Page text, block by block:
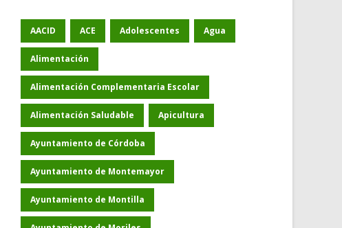
AACID ACE Adolescentes Agua
Alimentación
Alimentación Complementaria Escolar
Alimentación Saludable Apicultura
Ayuntamiento de Córdoba
Ayuntamiento de Montemayor
Ayuntamiento de Montilla